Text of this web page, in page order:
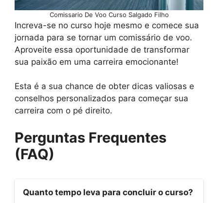
Comissario De Voo Curso Salgado Filho
Increva-se no curso hoje mesmo e comece sua
jornada para se tornar um comissário de voo.
Aproveite essa oportunidade de transformar
sua paixão em uma carreira emocionante!
Esta é a sua chance de obter dicas valiosas e
conselhos personalizados para começar sua
carreira com o pé direito.
Perguntas Frequentes
(FAQ)
Quanto tempo leva para concluir o curso?